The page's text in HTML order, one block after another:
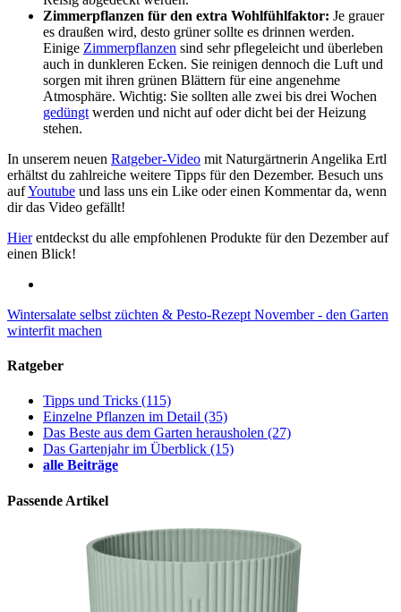
Zimmerpflanzen für den extra Wohlfühlfaktor: Je grauer
es draußen wird, desto grüner sollte es drinnen werden.
Einige Zimmerpflanzen sind sehr pflegeleicht und überleben
auch in dunkleren Ecken. Sie reinigen dennoch die Luft und
sorgen mit ihren grünen Blättern für eine angenehme
Atmosphäre. Wichtig: Sie sollten alle zwei bis drei Wochen
gedüngt werden und nicht auf oder dicht bei der Heizung
stehen.
In unserem neuen Ratgeber-Video mit Naturgärtnerin Angelika Ertl
erhältst du zahlreiche weitere Tipps für den Dezember. Besuch uns
aufYoutube und lass uns ein Like oder einen Kommentar da, wenn
dir das Video gefällt!
Hierentdeckst du alle empfohlenen Produkte für den Dezember auf
einen Blick!
Wintersalate selbst züchten & Pesto-Rezept November - den Garten
winterfit machen
Ratgeber
Tipps und Tricks (115)
Einzelne Pflanzen im Detail (35)
Das Beste aus dem Garten herausholen (27)
Das Gartenjahr im Überblick (15)
alle Beiträge
Passende Artikel